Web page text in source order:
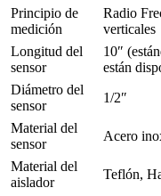
Principio de
medición
Radio
verticales
Longitud del
sensor
10″
están
Diámetro del
sensor
1/2″
Material del
sensor
Acero
Material del
aislador
Teflón,